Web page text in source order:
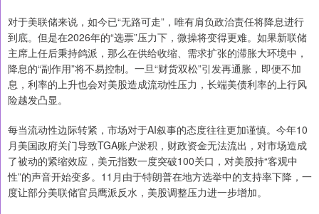
对于美联储来说，如今已“无路可走”，唯有肩负政治责任将降息进行
到底。但是在2026年的“选票”压力下，微操将变得更难。如果新联储
主席上任后秉持鸽派，那么在供给收缩、需求扩张的滞胀大环境中，
降息的“副作用”将不易控制。一旦“财货双松”引发再通胀，即便不加
息，利率的上升也会对美股造成流动性压力，长端美债利率的上行风
险越发凸显。
每当流动性边际转紧，市场对于AI叙事的态度往往更加谨慎。今年10
月美国政府关门导致TGA账户淤积，财政资金无法流出，对市场造成
了被动的紧缩效应，美元指数一度突破100关口，对美股持“客观中
性”的声音开始变多。11月由于特朗普在地方选举中的支持率下降，一
度让部分美联储官员鹰派反水，美股调整压力进一步增加。